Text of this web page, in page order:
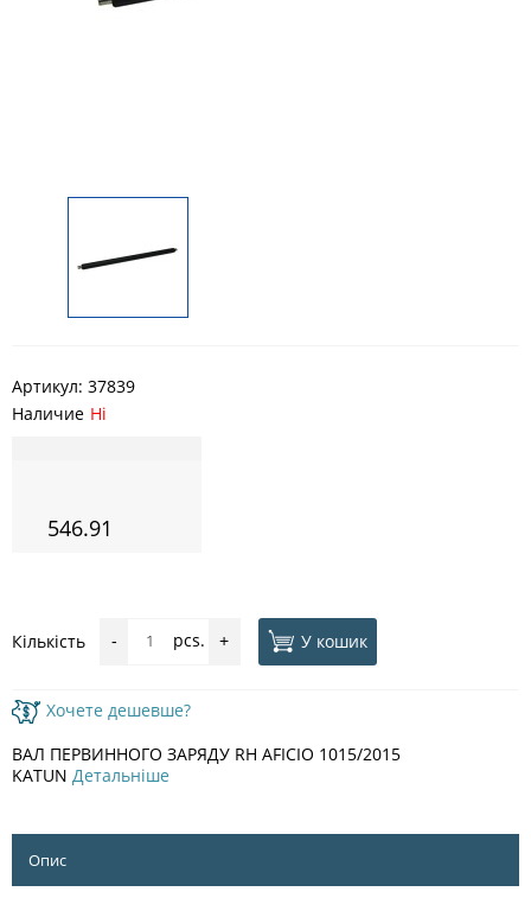
Артикул: 37839
Наличие Ні
546.91
Кількість - pcs. + У кошик
Хочете дешевше?
ВАЛ ПЕРВИННОГО ЗАРЯДУ RH AFICIO 1015/2015
KATUN Детальніше
Опис